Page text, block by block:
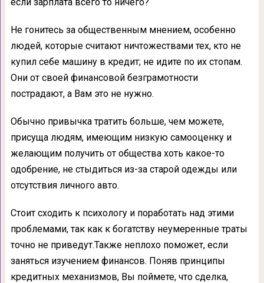
Не гонитесь за общественным мнением, особенно
людей, которые считают ничтожествами тех, кто не
купил себе машину в кредит; не идите по их стопам.
Они от своей финансовой безграмотности
пострадают, а Вам это не нужно.
Обычно привычка тратить больше, чем можете,
присуща людям, имеющим низкую самооценку и
желающим получить от общества хоть какое-то
одобрение, не стыдиться из-за старой одежды или
отсутствия личного авто.
Стоит сходить к психологу и поработать над этими
проблемами, так как к богатству неумеренные траты
точно не приведут.Также неплохо поможет, если
заняться изучением финансов. Поняв принципы
кредитных механизмов, Вы поймете, что сделка,